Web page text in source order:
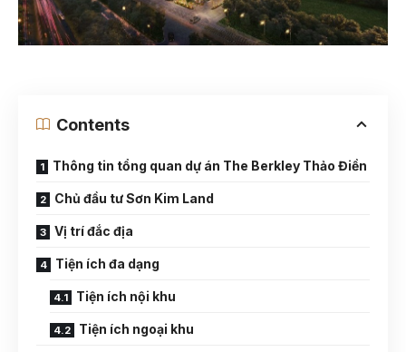
Contents
Thông tin tổng quan dự án The Berkley Thảo Điền
Chủ đầu tư Sơn Kim Land
Vị trí đắc địa
Tiện ích đa dạng
Tiện ích nội khu
Tiện ích ngoại khu